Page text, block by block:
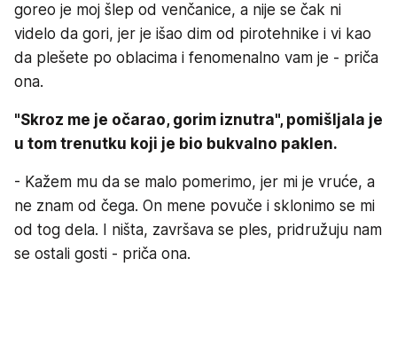
goreo je moj šlep od venčanice, a nije se čak ni
videlo da gori, jer je išao dim od pirotehnike i vi kao
da plešete po oblacima i fenomenalno vam je - priča
ona.
"Skroz me je očarao, gorim iznutra", pomišljala je
u tom trenutku koji je bio bukvalno paklen.
- Kažem mu da se malo pomerimo, jer mi je vruće, a
ne znam od čega. On mene povuče i sklonimo se mi
od tog dela. I ništa, završava se ples, pridružuju nam
se ostali gosti - priča ona.